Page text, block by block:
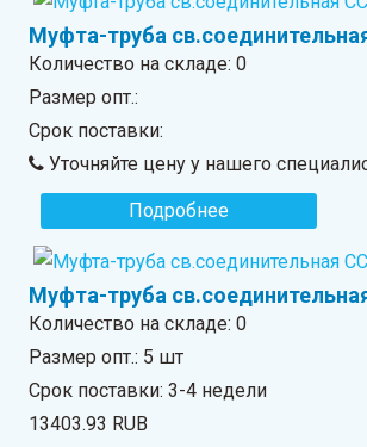
Муфта-труба
Количество на складе:0
Размер опт.:
Срок поставки:
Уточняйте цену у нашего
Подробнее
Муфта-труба
Количество на складе:0
Размер опт.: 5 шт
Срок поставки: 3-4 недели
13403.93 RUB